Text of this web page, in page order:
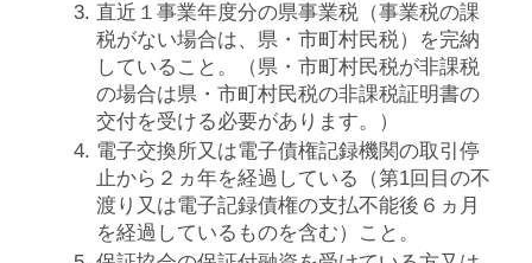
直近１事業年度分の県事業税（事業税の課
税がない場合は、県・市町村民税）を完納
していること。（県・市町村民税が非課税
の場合は県・市町村民税の非課税証明書の
交付を受ける必要があります。）
電子交換所又は電子債権記録機関の取引停
止から２ヵ年を経過している（第1回目の不
渡り又は電子記録債権の支払不能後６ヵ月
を経過しているものを含む）こと。